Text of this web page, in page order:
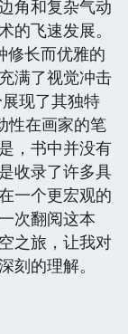
角和复杂气动
的飞速发展。
修长而优雅的
满了视觉冲击
现了其独特
性在画家的笔
，书中并没有
收录了许多具
一个更宏观的
次翻阅这本
之旅，让我对
刻的理解。